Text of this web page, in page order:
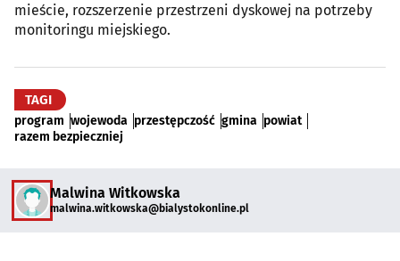
mieście, rozszerzenie przestrzeni dyskowej na potrzeby
monitoringu miejskiego.
TAGI
program wojewoda przestępczość gmina powiat
razem bezpieczniej
Malwina Witkowska
malwina.witkowska@bialystokonline.pl